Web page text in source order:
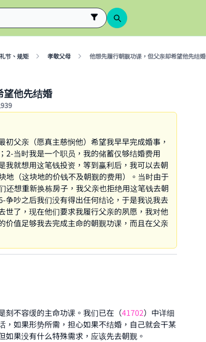
礼节、规矩 孝敬父母 他想先履行朝觐功课，但父亲却希望他先结婚
望他先结婚
父亲（愿真主慈悯他）希望我早早完成婚事，
2-当时我是一个职员，我的储蓄仅够结婚费用
我就想用这笔钱投资，等到赢利后，我可以去朝
地（这块地的价钱不及朝觐的费用）。当时由于
还想重新换栋房子，我父亲也拒绝用这笔钱去朝
争吵之后我们没有得出任何结论，于是我说我去
了，现在他们要求我履行父亲的夙愿，我对他
价值足够我去完成主命的朝觐功课，而且在父亲
刻不容缓的主命功课。我们已在（41702）中详细
，如果形势所需，担心如果不结婚，自己就会干某
果没有什么特殊需求，应该先去朝觐。